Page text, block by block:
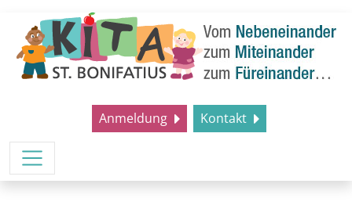
Anmeldung Kontakt